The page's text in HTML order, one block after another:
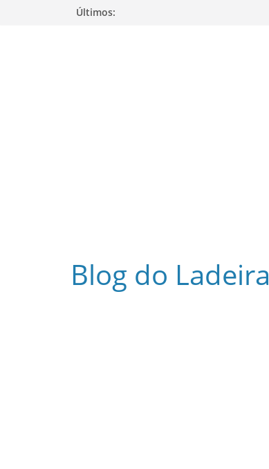
Últimos:
Blog do Ladeira